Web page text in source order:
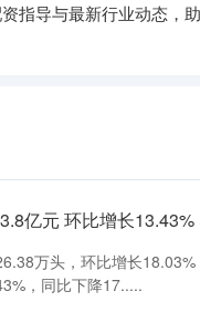
指导与最新行业动态，
亿元 环比增长13.43%
万头，环比增长18.03%
，同比下降17.....